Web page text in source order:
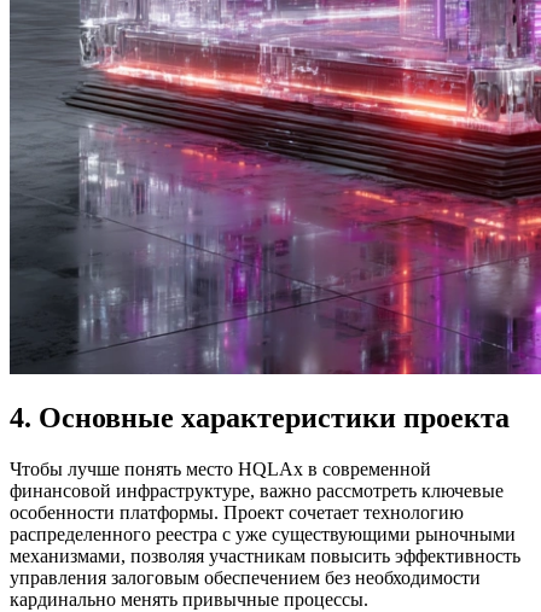
4. Основные характеристики проекта
Чтобы лучше понять место HQLAx в современной
финансовой инфраструктуре, важно рассмотреть ключевые
особенности платформы. Проект сочетает технологию
распределенного реестра с уже существующими рыночными
механизмами, позволяя участникам повысить эффективность
управления залоговым обеспечением без необходимости
кардинально менять привычные процессы.